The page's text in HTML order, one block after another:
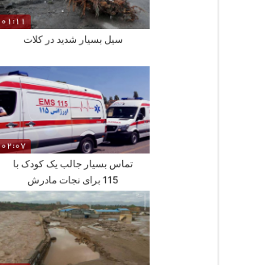
01:11
سیل بسیار شدید در کلات
02:07
تماس بسیار جالب یک کودک با
115 برای نجات مادرش